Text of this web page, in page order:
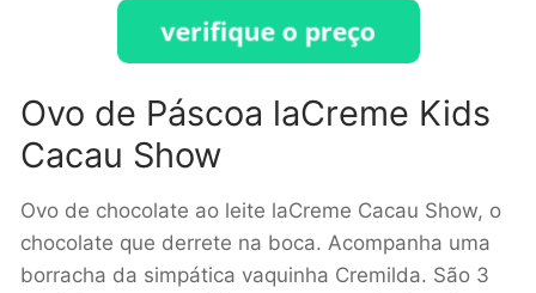
Ovo de Páscoa laCreme Kids
Cacau Show
Ovo de chocolate ao leite laCreme Cacau Show, o
chocolate que derrete na boca. Acompanha uma
borracha da simpática vaquinha Cremilda. São 3